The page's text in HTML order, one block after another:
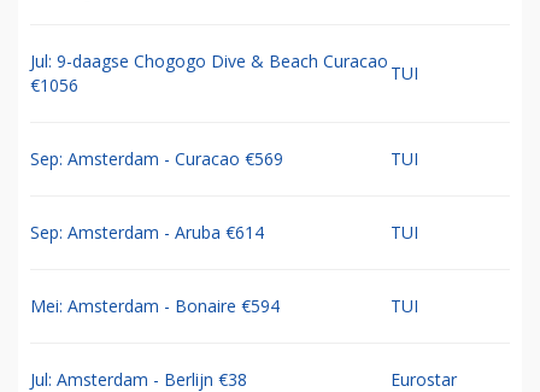
Jul: 9-daagse Chogogo Dive & Beach Curacao
€1056
TUI
Sep: Amsterdam - Curacao €569 TUI
Sep: Amsterdam - Aruba €614 TUI
Mei: Amsterdam - Bonaire €594 TUI
Jul: Amsterdam - Berlijn €38 Eurostar